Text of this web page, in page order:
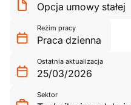
Opcja umowy stałej
Reżim pracy
Praca dzienna
Ostatnia aktualizacja
25/03/2026
Sektor